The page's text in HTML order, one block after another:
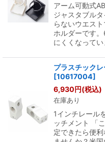
アーム可動式
ジャスタブル
らないウエス
ホルダーです
にくくなって
プラスチック
[10617004]
6,930円(税込)
在庫あり
1インチレール
ッチメント 「
定できたら便